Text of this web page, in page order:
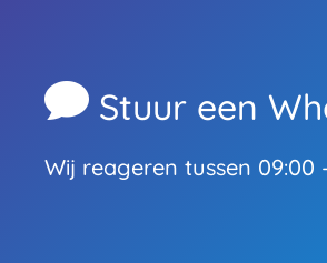
 Stuur een
Wij reageren tussen 09:00